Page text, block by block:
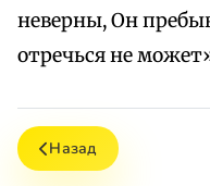
неверны, Он
отречься не
Назад